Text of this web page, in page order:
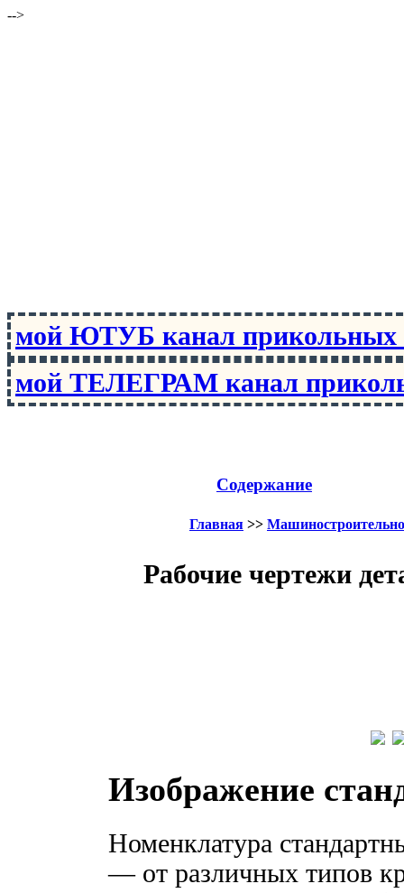
-->
мой ЮТУБ канал
мой ТЕЛЕГРАМ канал
Содержание
Главная >>
Рабочие чертежи
Изображение
Номенклатура
— от различных типов